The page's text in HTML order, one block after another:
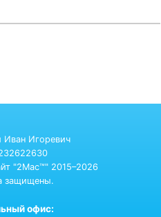
Игоревич
"2Mac™" 2015–2026
защищены.
офис: